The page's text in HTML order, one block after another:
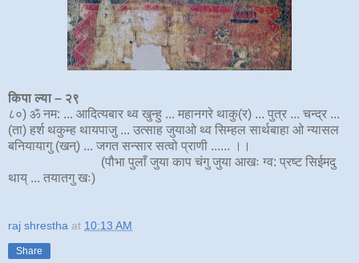
किपा ल्या– २९
८०) ॐ नम: ... आदित्यबार थ्व खुन्हु ... महानगरे थाकु(र) ... पुत्र ... चन्द्र ...
(ता) हर्श थकुम्ह थायपाजु ... उत्साह जुयाओ थ्व सिम्हल सार्थबाहा ओ न्यासल
बनियायागु (खन्) ... जगत सन्सार सत्वो प्राणी ...... ।।
(पौभा पुलाँ जुया काप चंगु जुया आखः ग्व: प्रष्ट सिईमदु
थाय् ... तयातगु खः)
raj shrestha at 10:13 AM
Share